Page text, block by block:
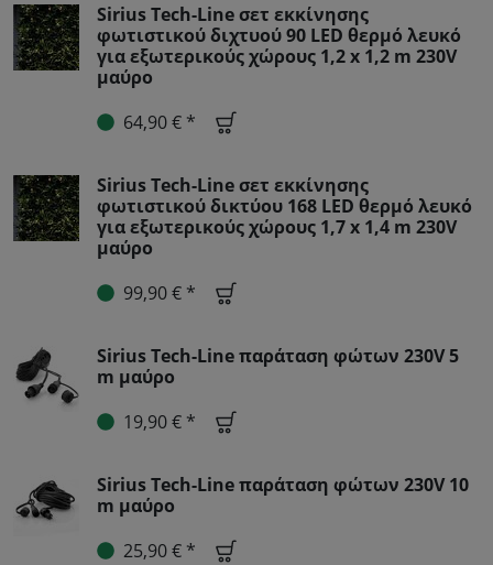
Sirius Tech-Line σετ εκκίνησης
φωτιστικού διχτυού 90 LED θερμό λευκό
για εξωτερικούς χώρους 1,2 x 1,2 m 230V
μαύρο
64,90 € *
Sirius Tech-Line σετ εκκίνησης
φωτιστικού δικτύου 168 LED θερμό λευκό
για εξωτερικούς χώρους 1,7 x 1,4 m 230V
μαύρο
99,90 € *
Sirius Tech-Line παράταση φώτων 230V 5
m μαύρο
19,90 € *
Sirius Tech-Line παράταση φώτων 230V 10
m μαύρο
25,90 € *